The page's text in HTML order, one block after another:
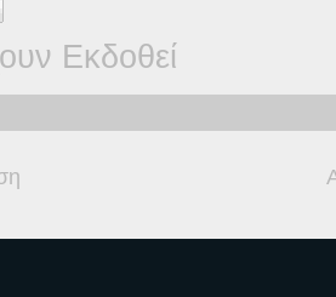
Εκδοθεί